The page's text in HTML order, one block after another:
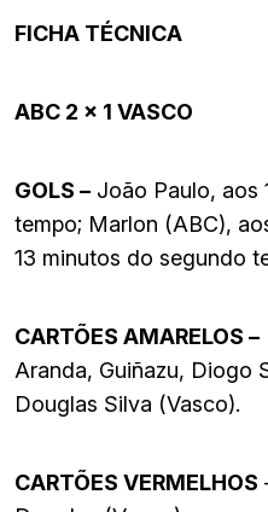
FICHA TÉCNICA
ABC 2 x 1 VASCO
GOLS – João Paulo, aos
tempo; Marlon (ABC),
13 minutos do segundo
CARTÕES AMARELOS –
Aranda, Guiñazu, Diogo
Douglas Silva (Vasco).
CARTÕES VERMELHOS